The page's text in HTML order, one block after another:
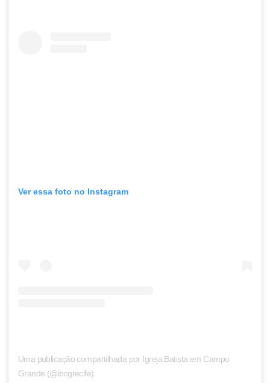
Ver essa foto no Instagram
Uma publicação compartilhada por Igreja Batista em Campo
Grande (@ibcgrecife)